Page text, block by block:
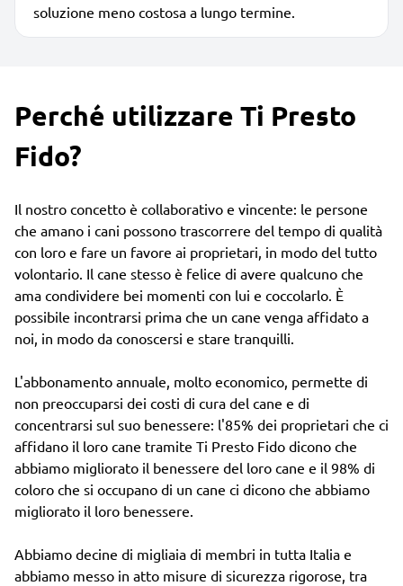
soluzione meno costosa a lungo termine.
Perché utilizzare Ti Presto
Fido?
Il nostro concetto è collaborativo e vincente: le persone
che amano i cani possono trascorrere del tempo di qualità
con loro e fare un favore ai proprietari, in modo del tutto
volontario. Il cane stesso è felice di avere qualcuno che
ama condividere bei momenti con lui e coccolarlo. È
possibile incontrarsi prima che un cane venga affidato a
noi, in modo da conoscersi e stare tranquilli.
L'abbonamento annuale, molto economico, permette di
non preoccuparsi dei costi di cura del cane e di
concentrarsi sul suo benessere: l'85% dei proprietari che ci
affidano il loro cane tramite Ti Presto Fido dicono che
abbiamo migliorato il benessere del loro cane e il 98% di
coloro che si occupano di un cane ci dicono che abbiamo
migliorato il loro benessere.
Abbiamo decine di migliaia di membri in tutta Italia e
abbiamo messo in atto misure di sicurezza rigorose, tra